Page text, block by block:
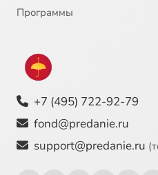
Программы
+7 (495) 722-92-79
fond@predanie.ru
support@predanie.ru